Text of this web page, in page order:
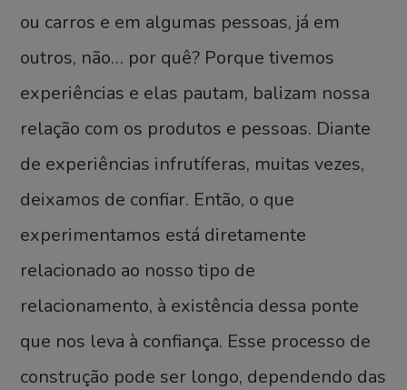
ou carros e em algumas pessoas, já em
outros, não… por quê? Porque tivemos
experiências e elas pautam, balizam nossa
relação com os produtos e pessoas. Diante
de experiências infrutíferas, muitas vezes,
deixamos de confiar. Então, o que
experimentamos está diretamente
relacionado ao nosso tipo de
relacionamento, à existência dessa ponte
que nos leva à confiança. Esse processo de
construção pode ser longo, dependendo das